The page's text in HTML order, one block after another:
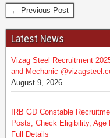
← Previous Post
Latest News
Vizag Steel Recruitment
and Mechanic
August 9, 2026
IRB GD Constable
Posts, Check Eligibility,
Full Details